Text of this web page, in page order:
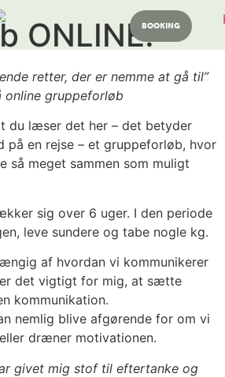
BOOKING
ONLINE!
retter, der er nemme at gå til”
online gruppeforløb
du læser det her – det betyder
på en rejse – et gruppeforløb, hvor
så meget sammen som muligt
sig over 6 uger. I den periode
leve sundere og tabe nogle kg.
af hvordan vi kommunikerer
det vigtigt for mig, at sætte
kommunikation.
nemlig blive afgørende for om vi
dræner motivationen.
givet mig stof til eftertanke og